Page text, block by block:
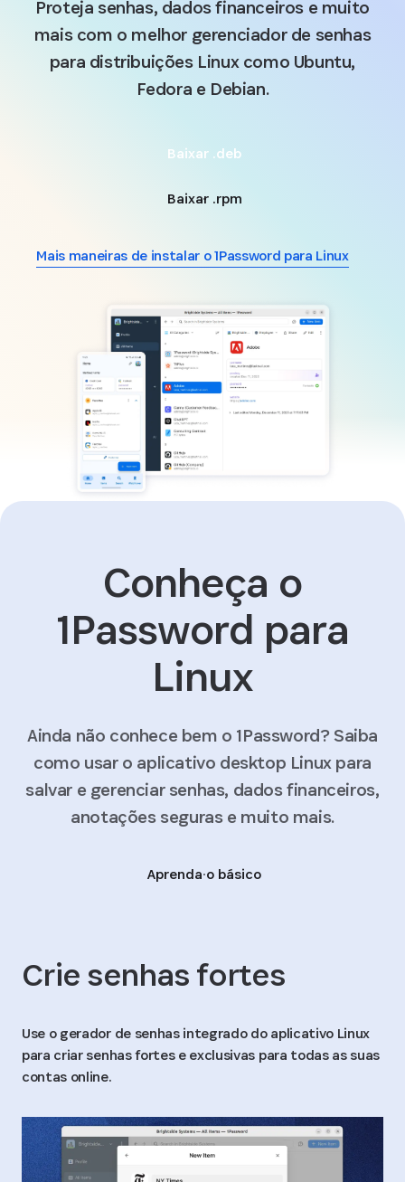
Proteja senhas, dados financeiros e muito
mais com o melhor gerenciador de senhas
para distribuições Linux como Ubuntu,
Fedora e Debian.
Baixar .deb
Baixar .rpm
Mais maneiras de instalar o 1Password para Linux
Conheça o
1Password para
Linux
Ainda não conhece bem o 1Password? Saiba
como usar o aplicativo desktop Linux para
salvar e gerenciar senhas, dados financeiros,
anotações seguras e muito mais.
Aprenda o básico
Crie senhas fortes
Use o gerador de senhas integrado do aplicativo Linux
para criar senhas fortes e exclusivas para todas as suas
contas online.